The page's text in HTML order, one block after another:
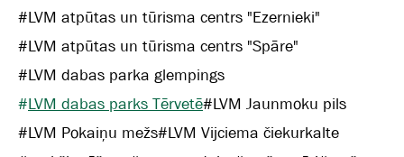
#LVM atpūtas un tūrisma centrs "Ezernieki"
#LVM atpūtas un tūrisma centrs "Spāre"
#LVM dabas parka glempings
#LVM dabas parks Tērvetē#LVM Jaunmoku pils
#LVM Pokaiņu mežs#LVM Vijciema čiekurkalte